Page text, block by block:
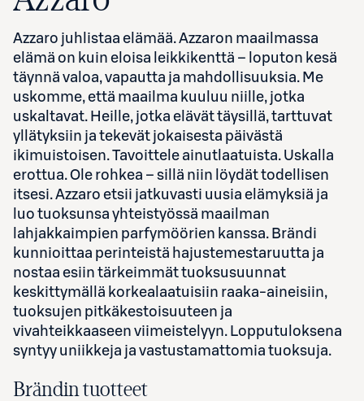
Azzaro juhlistaa elämää. Azzaron maailmassa
elämä on kuin eloisa leikkikenttä – loputon kesä
täynnä valoa, vapautta ja mahdollisuuksia. Me
uskomme, että maailma kuuluu niille, jotka
uskaltavat. Heille, jotka elävät täysillä, tarttuvat
yllätyksiin ja tekevät jokaisesta päivästä
ikimuistoisen. Tavoittele ainutlaatuista. Uskalla
erottua. Ole rohkea – sillä niin löydät todellisen
itsesi. Azzaro etsii jatkuvasti uusia elämyksiä ja
luo tuoksunsa yhteistyössä maailman
lahjakkaimpien parfymöörien kanssa. Brändi
kunnioittaa perinteistä hajustemestaruutta ja
nostaa esiin tärkeimmät tuoksusuunnat
keskittymällä korkealaatuisiin raaka-aineisiin,
tuoksujen pitkäkestoisuuteen ja
vivahteikkaaseen viimeistelyyn. Lopputuloksena
syntyy uniikkeja ja vastustamattomia tuoksuja.
Brändin tuotteet